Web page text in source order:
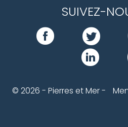
SUIVEZ-
© 2026 - Pierres et Mer -